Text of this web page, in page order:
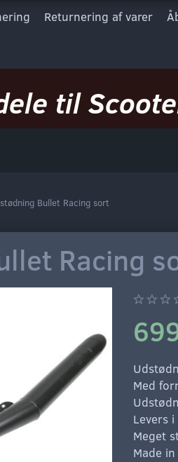
Returnering af varer
til
Bullet Racing sort
Racing
Med
Levers
Meget
Made